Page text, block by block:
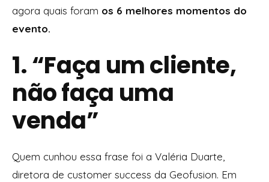
agora quais foram os 6 melhores momentos do
evento.
1. “Faça um cliente,
não faça uma
venda”
Quem cunhou essa frase foi a Valéria Duarte,
diretora de customer success da Geofusion. Em